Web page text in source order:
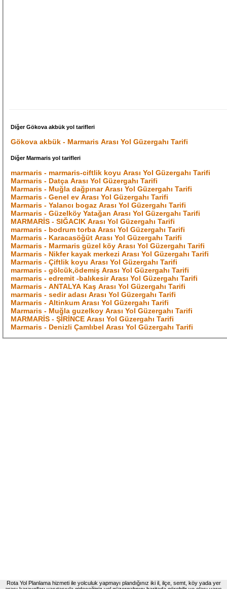
Diğer Gökova akbük yol tarifleri
Gökova akbük - Marmaris Arası Yol Güzergahı Tarifi
Diğer Marmaris yol tarifleri
marmaris - marmaris-ciftlik koyu Arası Yol Güzergahı Tarifi
Marmaris - Datça Arası Yol Güzergahı Tarifi
Marmaris - Muğla dağpınar Arası Yol Güzergahı Tarifi
Marmaris - Genel ev Arası Yol Güzergahı Tarifi
Marmaris - Yalancı bogaz Arası Yol Güzergahı Tarifi
Marmaris - Güzelköy Yatağan Arası Yol Güzergahı Tarifi
MARMARİS - SIĞACIK Arası Yol Güzergahı Tarifi
marmaris - bodrum torba Arası Yol Güzergahı Tarifi
Marmaris - Karacasöğüt Arası Yol Güzergahı Tarifi
Marmaris - Marmaris güzel köy Arası Yol Güzergahı Tarifi
Marmaris - Nikfer kayak merkezi Arası Yol Güzergahı Tarifi
Marmaris - Çiftlik koyu Arası Yol Güzergahı Tarifi
marmaris - gölcük,ödemiş Arası Yol Güzergahı Tarifi
marmaris - edremit -balıkesir Arası Yol Güzergahı Tarifi
Marmaris - ANTALYA Kaş Arası Yol Güzergahı Tarifi
marmaris - sedir adası Arası Yol Güzergahı Tarifi
Marmaris - Altinkum Arası Yol Güzergahı Tarifi
Marmaris - Muğla guzelkoy Arası Yol Güzergahı Tarifi
MARMARİS - ŞİRİNCE Arası Yol Güzergahı Tarifi
Marmaris - Denizli Çamlıbel Arası Yol Güzergahı Tarifi
Rota Yol Planlama hizmeti ile yolculuk yapmayı plandığınız iki il, ilçe, semt, köy yada yer